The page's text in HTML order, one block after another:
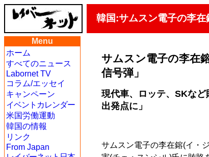
韓国:サムスン電子の李在
Menu
ホーム
すべてのニュース
Labornet TV
コラム/エッセイ
キャンペーン
イベントカレンダー
米国労働運動
韓国の情報
リンク
From Japan
サムスン電子の李在
信号弾」
現代車、ロッテ、SKな
出発点に」
サムスン電子の李在鎔(イ・